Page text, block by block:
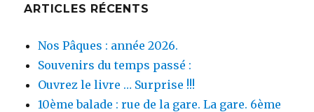
ARTICLES RÉCENTS
Nos Pâques : année 2026.
Souvenirs du temps passé :
Ouvrez le livre … Surprise !!!
10ème balade : rue de la gare. La gare. 6ème